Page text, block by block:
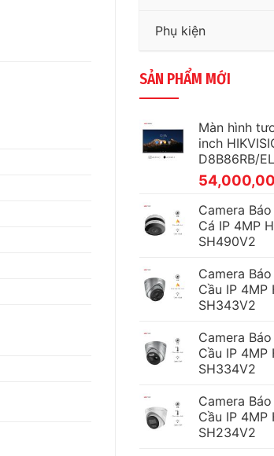
Phụ kiện
SẢN PHẨM MỚI
Màn hình
inch
D8B86RB/EL
Camera
Cá IP 4MP
SH490V2
Camera
Cầu IP 4MP
SH343V2
Camera
Cầu IP 4MP
SH334V2
Camera
Cầu IP 4MP
SH234V2